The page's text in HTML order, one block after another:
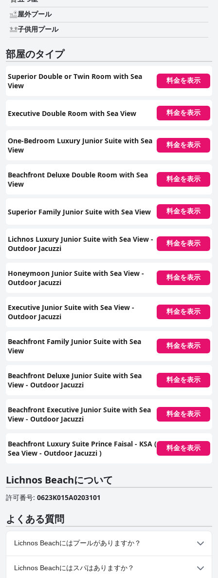
屋外プール
子供用プール
部屋のタイプ
Superior Double or Twin Room with Sea
View
料金を表示
Executive Double Room with Sea View 料金を表示
One-Bedroom Luxury Junior Suite with Sea
View
料金を表示
Beachfront Deluxe Double Room with Sea
View
料金を表示
Superior Family Junior Suite with Sea View 料金を表示
Lichnos Luxury Junior Suite with Sea View -
Outdoor Jacuzzi
料金を表示
Honeymoon Junior Suite with Sea View -
Outdoor Jacuzzi
料金を表示
Executive Junior Suite with Sea View -
Outdoor Jacuzzi
料金を表示
Beachfront Family Junior Suite with Sea
View
料金を表示
Beachfront Deluxe Junior Suite with Sea
View - Outdoor Jacuzzi
料金を表示
Beachfront Executive Junior Suite with Sea
View - Outdoor Jacuzzi
料金を表示
Beachfront Luxury Suite Prince Faisal - KSA (
Sea View - Outdoor Jacuzzi )
料金を表示
Lichnos Beachについて
許可番号: 0623Κ015Α0203101
よくある質問
Lichnos Beachにはプールがありますか？
はい、Lichnos Beachには、以下のカテゴリーの１つ以上に属する
プールがあります： 子供用プール, 屋外プール
Lichnos Beachにはスパはありますか？